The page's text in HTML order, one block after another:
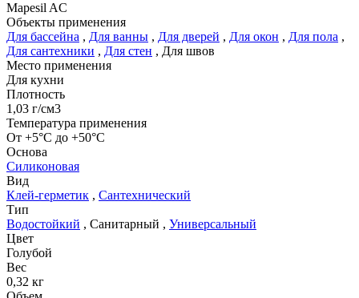
Mapesil AC
Объекты применения
Для бассейна , Для ванны , Для дверей , Для окон , Для пола ,
Для сантехники , Для стен , Для швов
Место применения
Для кухни
Плотность
1,03 г/см3
Температура применения
От +5°С до +50°С
Основа
Силиконовая
Вид
Клей-герметик , Сантехнический
Тип
Водостойкий , Санитарный , Универсальный
Цвет
Голубой
Вес
0,32 кг